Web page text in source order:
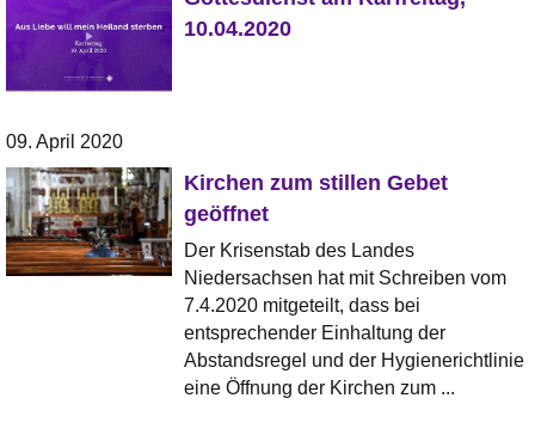
10.04.2020
09. April 2020
Kirchen zum stillen Gebet
geöffnet
Der Krisenstab des Landes
Niedersachsen hat mit Schreiben vom
7.4.2020 mitgeteilt, dass bei
entsprechender Einhaltung der
Abstandsregel und der Hygienerichtlinie
eine Öffnung der Kirchen zum ...